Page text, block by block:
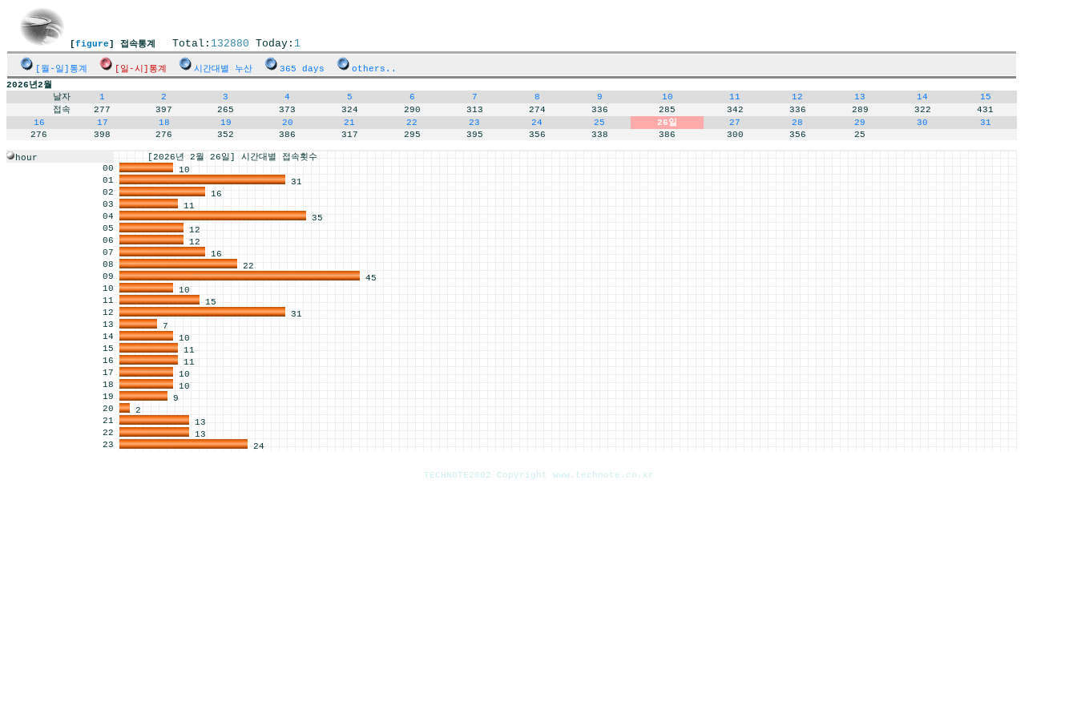
[figure] 접속통계 Total: 132880 Today: 1
[월-일]통계 [일-시]통계 시간대별 누산 365 days
others..
2026년2월
날자
1 2 3 4 5 6 7 8 9 10 11 12 13 14
15
접속
277 397 265 373 324 290 313 274 336 285 342 336 289 322
431
16
17 18 19 20 21 22 23 24 25 26일 27 28 29 30
31
276
398 276 352 386 317 295 395 356 338 386 300 356 25
hour
[2026년 2월 26일] 시간대별 접속횟수
00
10
01
31
02
16
03
11
04
35
05
12
06
12
07
16
08
22
09
45
10
10
11
15
12
31
13
7
14
10
15
11
16
11
17
10
18
10
19
9
20
2
21
13
22
13
23
24
TECHNOTE2002 Copyright www.technote.co.kr